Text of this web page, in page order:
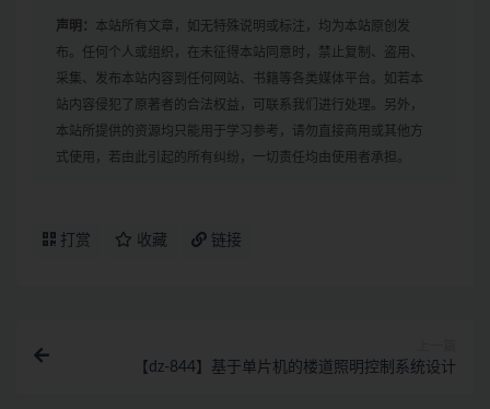
声明： 本站所有文章，如无特殊说明或标注，均为本站原创发
布。任何个人或组织，在未征得本站同意时，禁止复制、盗用、
采集、发布本站内容到任何网站、书籍等各类媒体平台。如若本
站内容侵犯了原著者的合法权益，可联系我们进行处理。另外，
本站所提供的资源均只能用于学习参考，请勿直接商用或其他方
式使用，若由此引起的所有纠纷，一切责任均由使用者承担。
打赏 收藏 链接
【dz-844】基于单片机的楼道照明控制系统设计